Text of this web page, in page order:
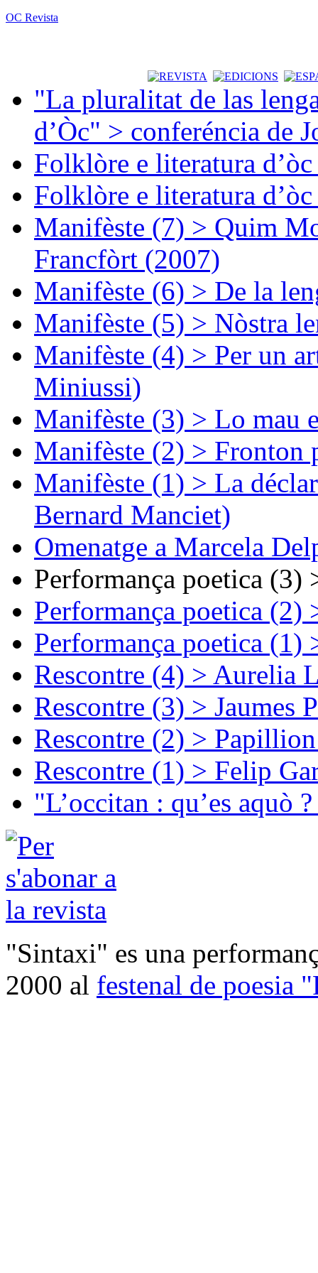
OC Revista
"La pluralitat de las
d’Òc" > conferéncia de
Folklòre e literatura
Folklòre e literatura
Manifèste (7) > Quim
Francfòrt (2007)
Manifèste (6) > De la
Manifèste (5) > Nòstra
Manifèste (4) > Per un
Miniussi)
Manifèste (3) > Lo mau
Manifèste (2) > Fronton
Manifèste (1) > La
Bernard Manciet)
Omenatge a Marcela
Performança poetica (3)
Performança poetica (2)
Performança poetica (1)
Rescontre (4) > Aurelia
Rescontre (3) > Jaumes
Rescontre (2) >
Rescontre (1) > Felip
"L’occitan : qu’es aquò
"Sintaxi" es una
2000 al festenal de poesia